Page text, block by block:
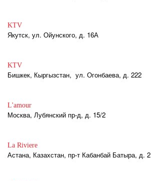
KTV
Якутск, ул. Ойунского, д. 16А
KTV
Бишкек, Кыргызстан, ул. Огонбаева, д. 222
L'amour
Москва, Лубянский пр-д, д. 15/2
La Riviere
Астана, Казахстан, пр-т Кабанбай Батыра, д. 2